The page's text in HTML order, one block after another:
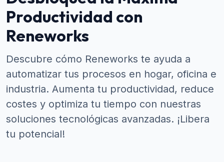
Productividad con
Reneworks
Descubre cómo Reneworks te ayuda a
automatizar tus procesos en hogar, oficina e
industria. Aumenta tu productividad, reduce
costes y optimiza tu tiempo con nuestras
soluciones tecnológicas avanzadas. ¡Libera
tu potencial!